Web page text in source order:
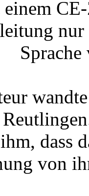
dass
von